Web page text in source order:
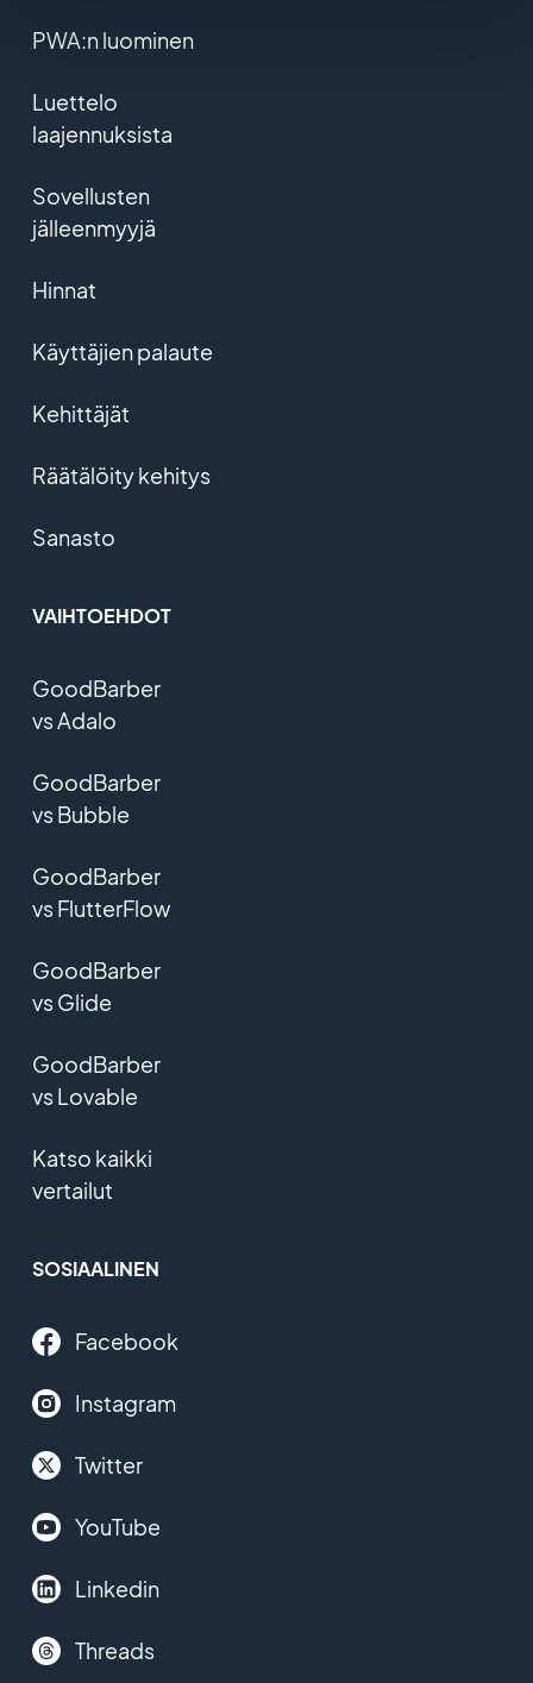
PWA:n luominen
Luettelo
laajennuksista
Sovellusten
jälleenmyyjä
Hinnat
Käyttäjien palaute
Kehittäjät
Räätälöity kehitys
Sanasto
VAIHTOEHDOT
GoodBarber
vs Adalo
GoodBarber
vs Bubble
GoodBarber
vs FlutterFlow
GoodBarber
vs Glide
GoodBarber
vs Lovable
Katso kaikki
vertailut
SOSIAALINEN
Facebook
Instagram
Twitter
YouTube
Linkedin
Threads